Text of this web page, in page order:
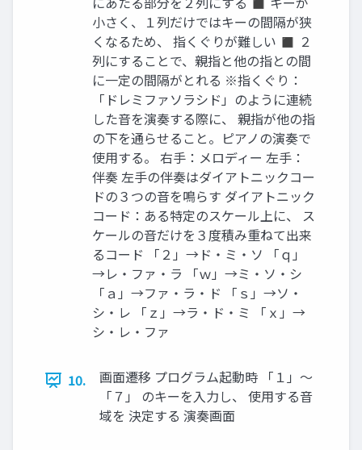
小さく、１列だけではキーの間隔が狭
くなるため、 指くぐりが難しい ◼ ２
列にすることで、親指と他の指との間
に一定の間隔がとれる ※指くぐり：
「ドレミファソラシド」のように連続
した音を演奏する際に、 親指が他の指
の下を通らせること。ピアノの演奏で
使用する。 右手：メロディー 左手：
伴奏 左手の伴奏はダイアトニックコー
ドの３つの音を鳴らす ダイアトニック
コード：ある特定のスケール上に、 ス
ケールの音だけを３度積み重ねて出来
るコード 「２」→ド・ミ・ソ 「ｑ」
→レ・ファ・ラ 「ｗ」→ミ・ソ・シ
「ａ」→ファ・ラ・ド 「ｓ」→ソ・
シ・レ 「ｚ」→ラ・ド・ミ 「ｘ」→
シ・レ・ファ
10.
画面遷移 プログラム起動時 「１」～
「７」 のキーを入力し、 使用する音
域を 決定する 演奏画面